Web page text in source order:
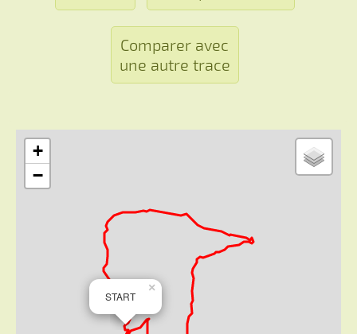
Comparer avec
une autre trace